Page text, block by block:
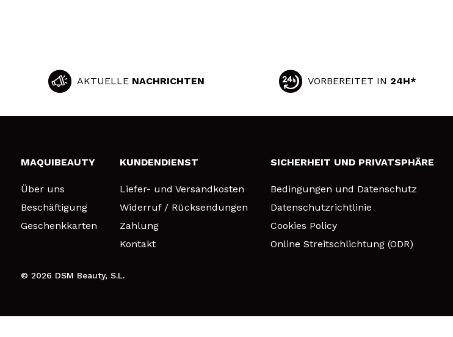
AKTUELLE NACHRICHTEN VORBEREITET IN 24H*
MAQUIBEAUTY
Über uns
Beschäftigung
Geschenkkarten
KUNDENDIENST
Liefer- und Versandkosten
Widerruf / Rücksendungen
Zahlung
Kontakt
SICHERHEIT UND PRIVATSPHÄRE
Bedingungen und Datenschutz
Datenschutzrichtlinie
Cookies Policy
Online Streitschlichtung (ODR)
© 2026 DSM Beauty, S.L.